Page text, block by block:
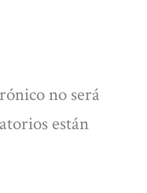
no será
están